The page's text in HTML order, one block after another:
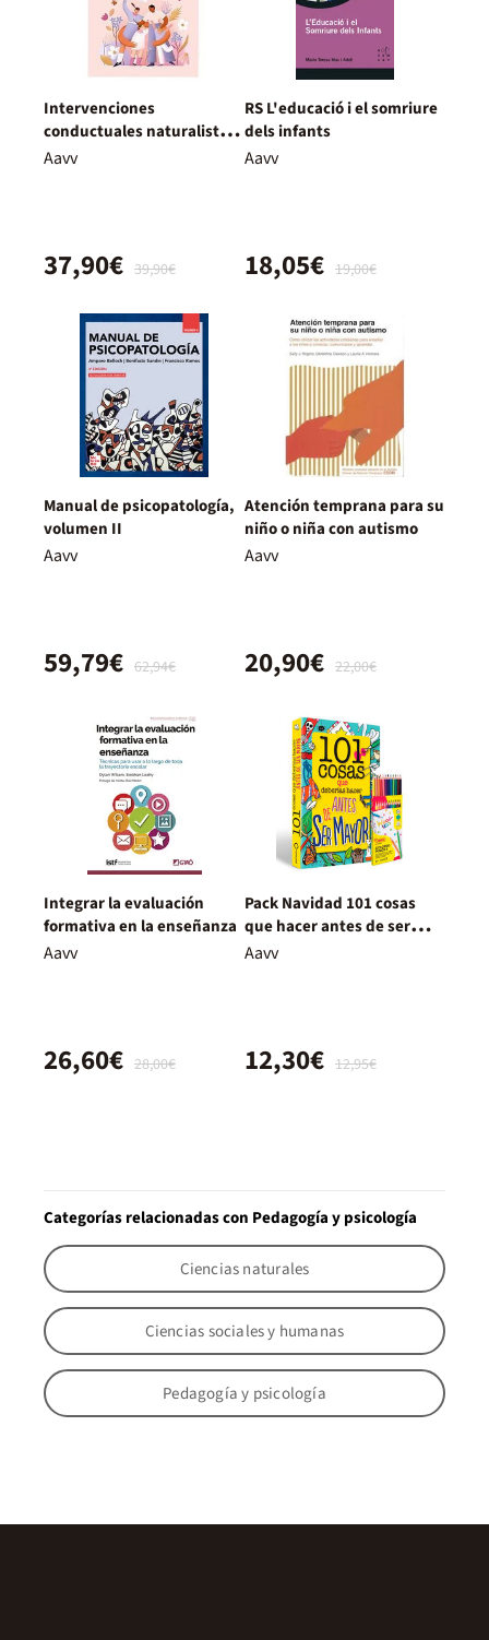
Intervenciones
conductuales naturalistas
y del desarrollo y la
Aavv
39,90€
37,90€
RS L'educació i el somriure
dels infants
Aavv
19,00€
18,05€
Manual de psicopatología,
volumen II
Aavv
62,94€
59,79€
Atención temprana para su
niño o niña con autismo
Aavv
22,00€
20,90€
Integrar la evaluación
formativa en la enseñanza
Aavv
28,00€
26,60€
Pack Navidad 101 cosas
que hacer antes de ser
mayor
Aavv
12,95€
12,30€
Categorías relacionadas con Pedagogía y psicología
Ciencias naturales
Ciencias sociales y humanas
Pedagogía y psicología